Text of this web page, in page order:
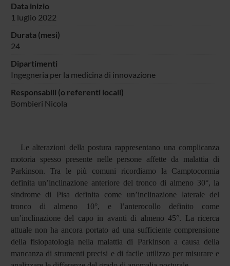
Data inizio
1 luglio 2022
Durata (mesi)
24
Dipartimenti
Ingegneria per la medicina di innovazione
Responsabili (o referenti locali)
Bombieri Nicola
Le alterazioni della postura rappresentano una complicanza
motoria spesso presente nelle persone affette da malattia di
Parkinson. Tra le più comuni ricordiamo la Camptocormia
definita un’inclinazione anteriore del tronco di almeno 30°, la
sindrome di Pisa definita come un’inclinazione laterale del
tronco di almeno 10°, e l’anterocollo definito come
un’inclinazione del capo in avanti di almeno 45°. La ricerca
attuale non ha ancora portato ad una sufficiente comprensione
della fisiopatologia nella malattia di Parkinson a causa della
mancanza di strumenti precisi e di facile utilizzo per misurare e